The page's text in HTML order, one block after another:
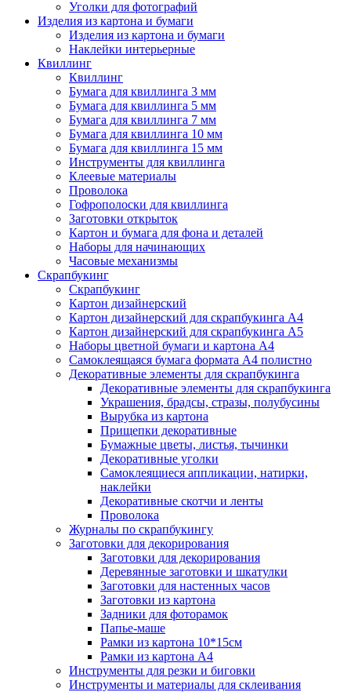
Уголки для фотографий
Изделия из картона и бумаги
Изделия из картона и бумаги
Наклейки интерьерные
Квиллинг
Квиллинг
Бумага для квиллинга 3 мм
Бумага для квиллинга 5 мм
Бумага для квиллинга 7 мм
Бумага для квиллинга 10 мм
Бумага для квиллинга 15 мм
Инструменты для квиллинга
Клеевые материалы
Проволока
Гофрополоски для квиллинга
Заготовки открыток
Картон и бумага для фона и деталей
Наборы для начинающих
Часовые механизмы
Скрапбукинг
Скрапбукинг
Картон дизайнерский
Картон дизайнерский для скрапбукинга А4
Картон дизайнерский для скрапбукинга А5
Наборы цветной бумаги и картона А4
Самоклеящаяся бумага формата А4 полистно
Декоративные элементы для скрапбукинга
Декоративные элементы для скрапбукинга
Украшения, брадсы, стразы, полубусины
Вырубка из картона
Прищепки декоративные
Бумажные цветы, листья, тычинки
Декоративные уголки
Самоклеящиеся аппликации, натирки,
наклейки
Декоративные скотчи и ленты
Проволока
Журналы по скрапбукингу
Заготовки для декорирования
Заготовки для декорирования
Деревянные заготовки и шкатулки
Заготовки для настенных часов
Заготовки из картона
Задники для фоторамок
Папье-маше
Рамки из картона 10*15см
Рамки из картона А4
Инструменты для резки и биговки
Инструменты и материалы для склеивания